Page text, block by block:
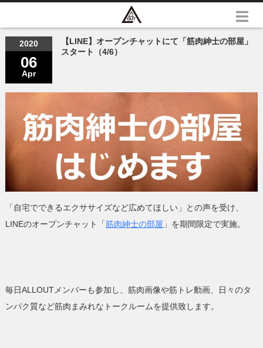
2020
06
Apr
【LINE】オープンチャットにて「筋肉紳士の部屋」
スタート（4/6）
「自宅でできるエクササイズなど広めてほしい」との声を受け、
LINEのオープンチャット「筋肉紳士の部屋 」を期間限定で実施。
毎日ALLOUTメンバーも参加し、筋肉画像や筋トレ動画、日々のタ
ンパク質など筋肉まみれなトークルームを提供致します。